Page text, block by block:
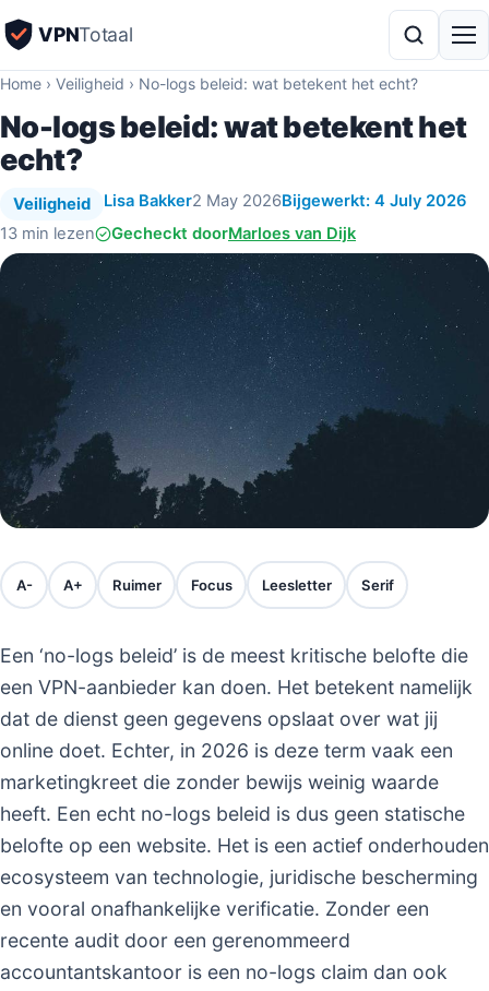
VPNTotaal
Home › Veiligheid › No-logs beleid: wat betekent het echt?
No-logs beleid: wat betekent het
echt?
Veiligheid Lisa Bakker2 May 2026Bijgewerkt: 4 July 2026
13 min lezen
Gecheckt doorMarloes van Dijk
A- A+ Ruimer Focus Leesletter Serif
Een ‘no-logs beleid’ is de meest kritische belofte die
een VPN-aanbieder kan doen. Het betekent namelijk
dat de dienst geen gegevens opslaat over wat jij
online doet. Echter, in 2026 is deze term vaak een
marketingkreet die zonder bewijs weinig waarde
heeft. Een echt no-logs beleid is dus geen statische
belofte op een website. Het is een actief onderhouden
ecosysteem van technologie, juridische bescherming
en vooral onafhankelijke verificatie. Zonder een
recente audit door een gerenommeerd
accountantskantoor is een no-logs claim dan ook